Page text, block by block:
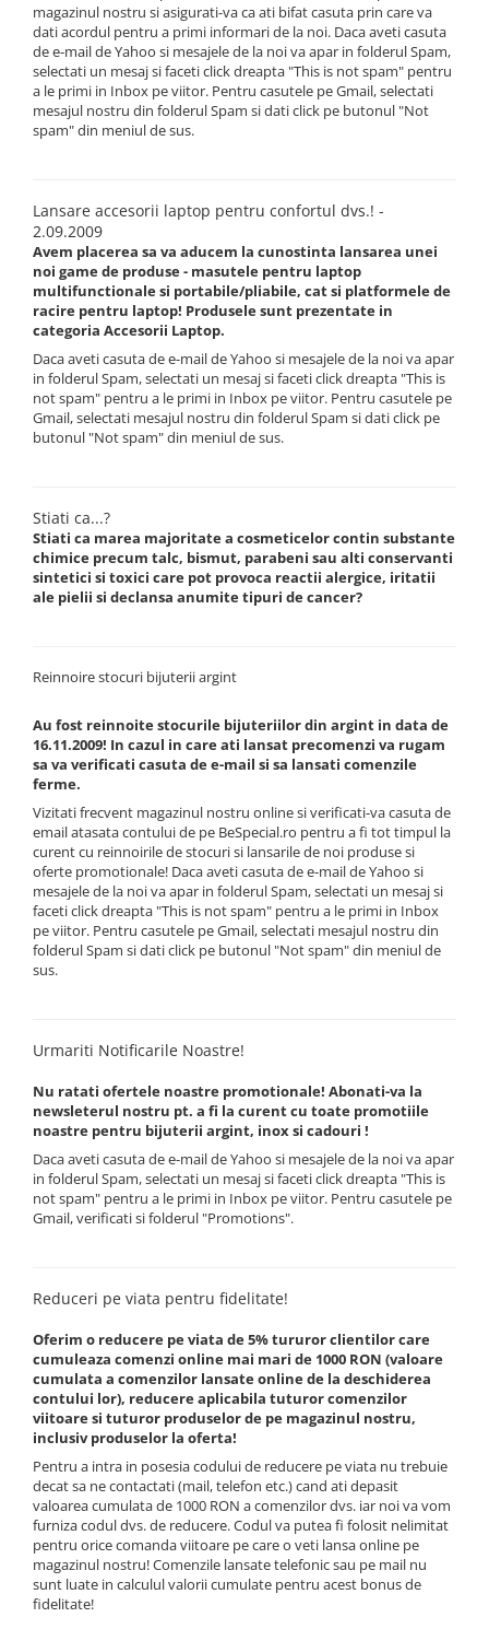
magazinul nostru si asigurati-va ca ati bifat casuta prin care va
dati acordul pentru a primi informari de la noi. Daca aveti casuta
de e-mail de Yahoo si mesajele de la noi va apar in folderul Spam,
selectati un mesaj si faceti click dreapta "This is not spam" pentru
a le primi in Inbox pe viitor. Pentru casutele pe Gmail, selectati
mesajul nostru din folderul Spam si dati click pe butonul "Not
spam" din meniul de sus.
Lansare accesorii laptop pentru confortul dvs.! -
2.09.2009
Avem placerea sa va aducem la cunostinta lansarea unei
noi game de produse - masutele pentru laptop
multifunctionale si portabile/pliabile, cat si platformele de
racire pentru laptop! Produsele sunt prezentate in
categoria Accesorii Laptop.
Daca aveti casuta de e-mail de Yahoo si mesajele de la noi va apar
in folderul Spam, selectati un mesaj si faceti click dreapta "This is
not spam" pentru a le primi in Inbox pe viitor. Pentru casutele pe
Gmail, selectati mesajul nostru din folderul Spam si dati click pe
butonul "Not spam" din meniul de sus.
Stiati ca...?
Stiati ca marea majoritate a cosmeticelor contin substante
chimice precum talc, bismut, parabeni sau alti conservanti
sintetici si toxici care pot provoca reactii alergice, iritatii
ale pielii si declansa anumite tipuri de cancer?
Reinnoire stocuri bijuterii argint
Au fost reinnoite stocurile bijuteriilor din argint in data de
16.11.2009! In cazul in care ati lansat precomenzi va rugam
sa va verificati casuta de e-mail si sa lansati comenzile
ferme.
Vizitati frecvent magazinul nostru online si verificati-va casuta de
email atasata contului de pe BeSpecial.ro pentru a fi tot timpul la
curent cu reinnoirile de stocuri si lansarile de noi produse si
oferte promotionale! Daca aveti casuta de e-mail de Yahoo si
mesajele de la noi va apar in folderul Spam, selectati un mesaj si
faceti click dreapta "This is not spam" pentru a le primi in Inbox
pe viitor. Pentru casutele pe Gmail, selectati mesajul nostru din
folderul Spam si dati click pe butonul "Not spam" din meniul de
sus.
Urmariti Notificarile Noastre!
Nu ratati ofertele noastre promotionale! Abonati-va la
newsleterul nostru pt. a fi la curent cu toate promotiile
noastre pentru bijuterii argint, inox si cadouri !
Daca aveti casuta de e-mail de Yahoo si mesajele de la noi va apar
in folderul Spam, selectati un mesaj si faceti click dreapta "This is
not spam" pentru a le primi in Inbox pe viitor. Pentru casutele pe
Gmail, verificati si folderul "Promotions".
Reduceri pe viata pentru fidelitate!
Oferim o reducere pe viata de 5% tururor clientilor care
cumuleaza comenzi online mai mari de 1000 RON (valoare
cumulata a comenzilor lansate online de la deschiderea
contului lor), reducere aplicabila tuturor comenzilor
viitoare si tuturor produselor de pe magazinul nostru,
inclusiv produselor la oferta!
Pentru a intra in posesia codului de reducere pe viata nu trebuie
decat sa ne contactati (mail, telefon etc.) cand ati depasit
valoarea cumulata de 1000 RON a comenzilor dvs. iar noi va vom
furniza codul dvs. de reducere. Codul va putea fi folosit nelimitat
pentru orice comanda viitoare pe care o veti lansa online pe
magazinul nostru! Comenzile lansate telefonic sau pe mail nu
sunt luate in calculul valorii cumulate pentru acest bonus de
fidelitate!